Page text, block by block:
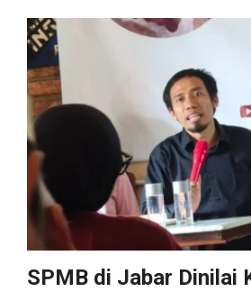
SPMB di Jabar Dinilai